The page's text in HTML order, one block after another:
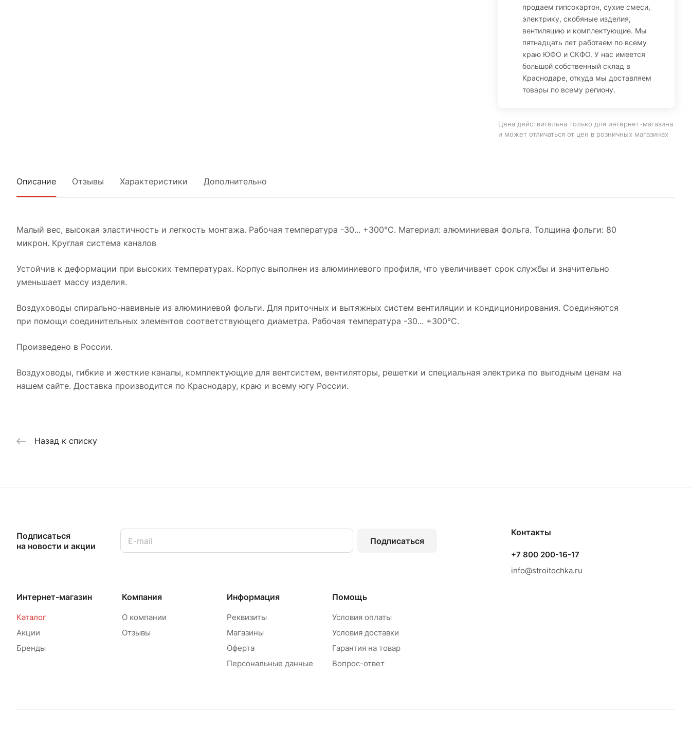
продаем гипсокартон, сухие смеси,
электрику, скобяные изделия,
вентиляцию и комплектующие. Мы
пятнадцать лет работаем по всему
краю ЮФО и СКФО. У нас имеется
большой собственный склад в
Краснодаре, откуда мы доставляем
товары по всему региону.
Цена действительна только для интернет-магазина
и может отличаться от цен в розничных магазинах
Описание Отзывы Характеристики Дополнительно
Малый вес, высокая эластичность и легкость монтажа. Рабочая температура -30... +300°C. Материал: алюминиевая фольга. Толщина фольги: 80
микрон. Круглая система каналов
Устойчив к деформации при высоких температурах. Корпус выполнен из алюминиевого профиля, что увеличивает срок службы и значительно
уменьшает массу изделия.
Воздуховоды спирально-навивные из алюминиевой фольги. Для приточных и вытяжных систем вентиляции и кондиционирования. Соединяются
при помощи соединительных элементов соответствующего диаметра. Рабочая температура -30... +300°C.
Произведено в России.
Воздуховоды, гибкие и жесткие каналы, комплектующие для вентсистем, вентиляторы, решетки и специальная электрика по выгодным ценам на
нашем сайте. Доставка производится по Краснодару, краю и всему югу России.
Назад к списку
Подписаться
на новости и акции
Подписаться
Интернет-магазин
Каталог
Акции
Бренды
Компания
О компании
Отзывы
Информация
Реквизиты
Магазины
Оферта
Персональные данные
Помощь
Условия оплаты
Условия доставки
Гарантия на товар
Вопрос-ответ
Контакты
+7 800 200-16-17
info@stroitochka.ru